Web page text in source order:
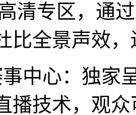
清专区，通
比全景声效
中心：独家
播技术，观